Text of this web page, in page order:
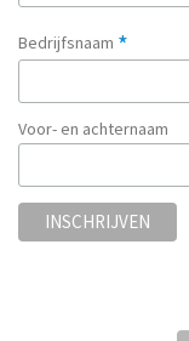
Bedrijfsnaam *
Voor- en achternaam